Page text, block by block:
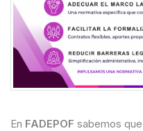
En FADEPOF sabemos